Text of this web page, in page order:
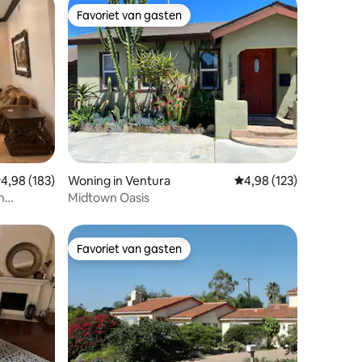
beoordeling van 4,98 op 5, 183 recensies
4,98 (183)
Favoriet van gasten
Favoriet van gasten
Woning in Ventura Gemiddelde
4,98 (123)
Midtown Oasis
Favoriet van gasten
Favoriet van gasten